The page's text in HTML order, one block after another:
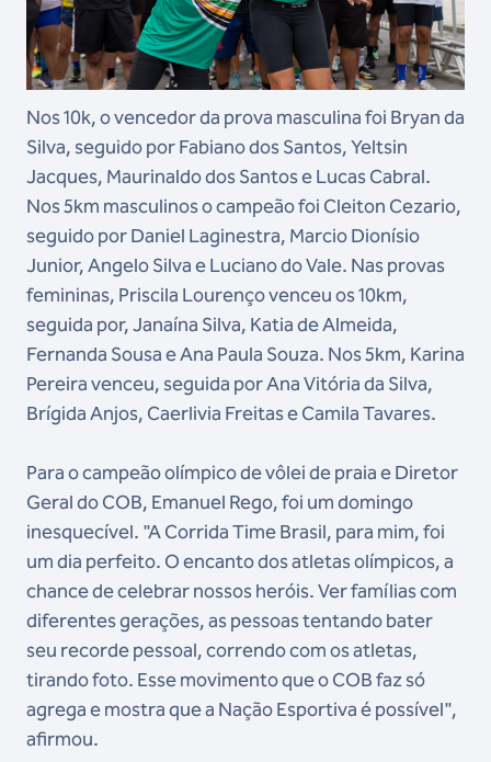
Nos 10k, o vencedor da prova masculina foi Bryan da
Silva, seguido por Fabiano dos Santos, Yeltsin
Jacques, Maurinaldo dos Santos e Lucas Cabral.
Nos 5km masculinos o campeão foi Cleiton Cezario,
seguido por Daniel Laginestra, Marcio Dionísio
Junior, Angelo Silva e Luciano do Vale. Nas provas
femininas, Priscila Lourenço venceu os 10km,
seguida por, Janaína Silva, Katia de Almeida,
Fernanda Sousa e Ana Paula Souza. Nos 5km, Karina
Pereira venceu, seguida por Ana Vitória da Silva,
Brígida Anjos, Caerlivia Freitas e Camila Tavares.
Para o campeão olímpico de vôlei de praia e Diretor
Geral do COB, Emanuel Rego, foi um domingo
inesquecível. "A Corrida Time Brasil, para mim, foi
um dia perfeito. O encanto dos atletas olímpicos, a
chance de celebrar nossos heróis. Ver famílias com
diferentes gerações, as pessoas tentando bater
seu recorde pessoal, correndo com os atletas,
tirando foto. Esse movimento que o COB faz só
agrega e mostra que a Nação Esportiva é possível",
afirmou.